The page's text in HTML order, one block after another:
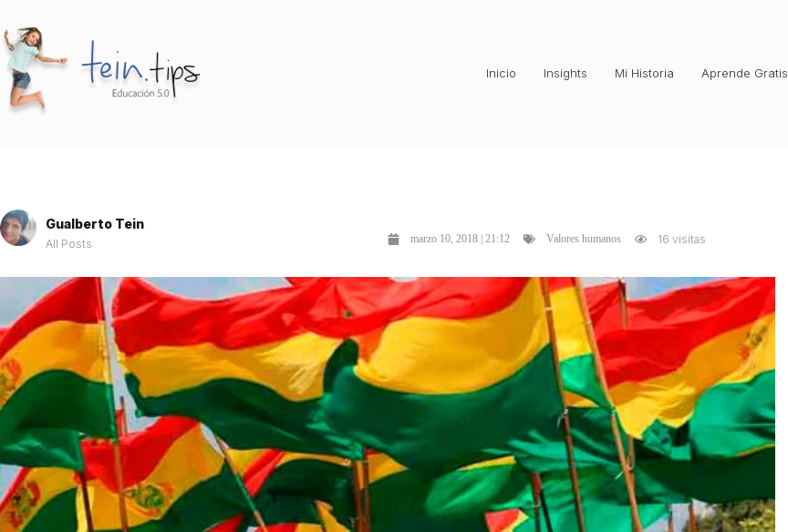
Inicio Insights Mi Historia Aprende Gratis
Gualberto Tein
All Posts marzo 10, 2018 | 21:12 Valores humanos 16 visitas